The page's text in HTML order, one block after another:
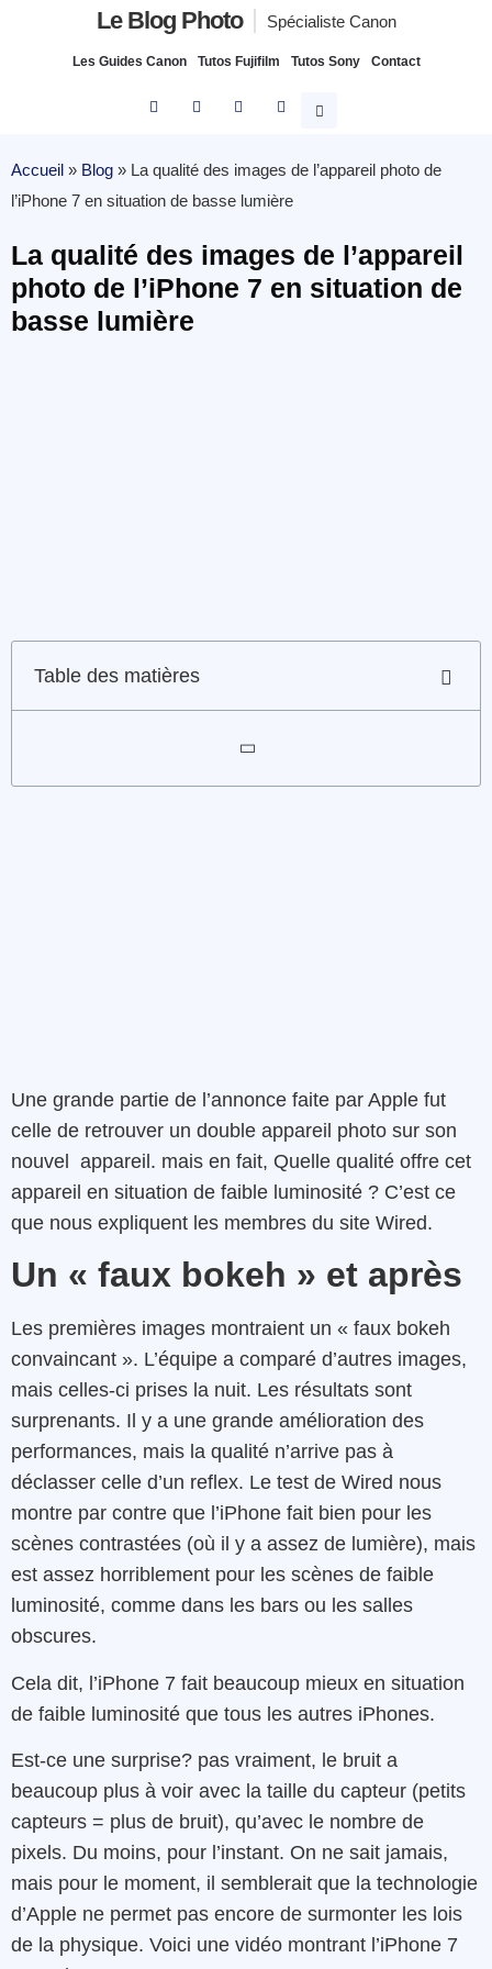
Le Blog Photo Spécialiste Canon
Les Guides Canon Tutos Fujifilm Tutos Sony Contact
Accueil » Blog » La qualité des images de l’appareil photo de
l’iPhone 7 en situation de basse lumière
La qualité des images de l’appareil
photo de l’iPhone 7 en situation de
basse lumière
Table des matières
Une grande partie de l’annonce faite par Apple fut
celle de retrouver un double appareil photo sur son
nouvel appareil. mais en fait, Quelle qualité offre cet
appareil en situation de faible luminosité ? C’est ce
que nous expliquent les membres du site Wired.
Un « faux bokeh » et après
Les premières images montraient un « faux bokeh
convaincant ». L’équipe a comparé d’autres images,
mais celles-ci prises la nuit. Les résultats sont
surprenants. Il y a une grande amélioration des
performances, mais la qualité n’arrive pas à
déclasser celle d’un reflex. Le test de Wired nous
montre par contre que l’iPhone fait bien pour les
scènes contrastées (où il y a assez de lumière), mais
est assez horriblement pour les scènes de faible
luminosité, comme dans les bars ou les salles
obscures.
Cela dit, l’iPhone 7 fait beaucoup mieux en situation
de faible luminosité que tous les autres iPhones.
Est-ce une surprise? pas vraiment, le bruit a
beaucoup plus à voir avec la taille du capteur (petits
capteurs = plus de bruit), qu’avec le nombre de
pixels. Du moins, pour l’instant. On ne sait jamais,
mais pour le moment, il semblerait que la technologie
d’Apple ne permet pas encore de surmonter les lois
de la physique. Voici une vidéo montrant l’iPhone 7